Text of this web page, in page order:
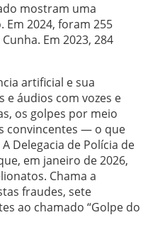
mostram uma
2024, foram 255
Em 2023, 284
artificial e sua
e áudios com vozes e
os golpes por meio
convincentes — o que
Delegacia de Polícia de
em janeiro de 2026,
Chama a
fraudes, sete
ao chamado “Golpe do